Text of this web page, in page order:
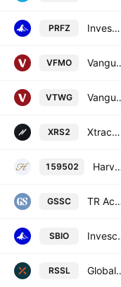
PRFZ Invesco RAFI US 1500 Small-Mid ETF
VFMO Vanguard
VTWG Vanguard
XRS2 Xtrackers Russell 2000 UCITS ETF
159502 Harvest S&P
GSSC TR Activebeta US
SBIO Invesco
RSSL Global X